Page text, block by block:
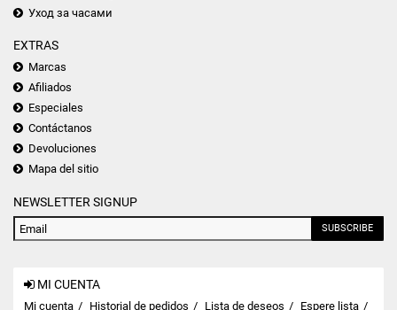
Уход за часами
EXTRAS
Marcas
Afiliados
Especiales
Contáctanos
Devoluciones
Mapa del sitio
NEWSLETTER SIGNUP
SUBSCRIBE
MI CUENTA
Mi cuenta Historial de pedidos Lista de deseos Espere lista